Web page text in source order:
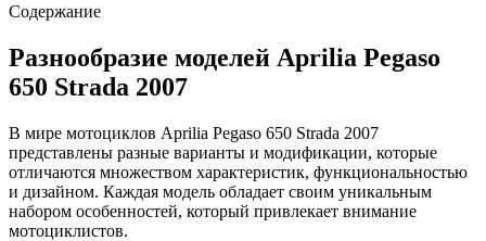
Содержание
Разнообразие моделей Aprilia Pegaso
650 Strada 2007
В мире мотоциклов Aprilia Pegaso 650 Strada 2007
представлены разные варианты и модификации, которые
отличаются множеством характеристик, функциональностью
и дизайном. Каждая модель обладает своим уникальным
набором особенностей, который привлекает внимание
мотоциклистов.